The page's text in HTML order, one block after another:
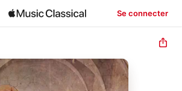
Se connecter